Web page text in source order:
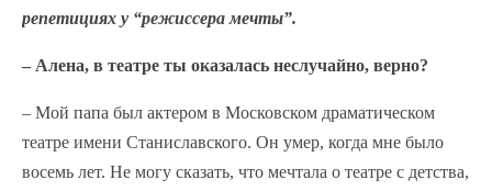
репетициях у “режиссера мечты”.
– Алена, в театре ты оказалась неслучайно, верно?
– Мой папа был актером в Московском драматическом
театре имени Станиславского. Он умер, когда мне было
восемь лет. Не могу сказать, что мечтала о театре с детства,